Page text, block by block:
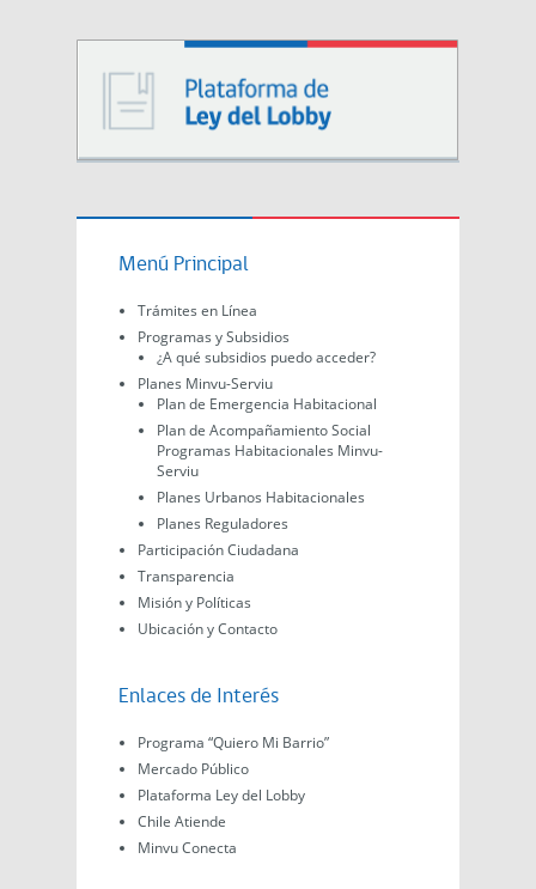
Menú Principal
Trámites en Línea
Programas y Subsidios
¿A qué subsidios puedo acceder?
Planes Minvu-Serviu
Plan de Emergencia Habitacional
Plan de Acompañamiento Social
Programas Habitacionales Minvu-
Serviu
Planes Urbanos Habitacionales
Planes Reguladores
Participación Ciudadana
Transparencia
Misión y Políticas
Ubicación y Contacto
Enlaces de Interés
Programa “Quiero Mi Barrio”
Mercado Público
Plataforma Ley del Lobby
Chile Atiende
Minvu Conecta